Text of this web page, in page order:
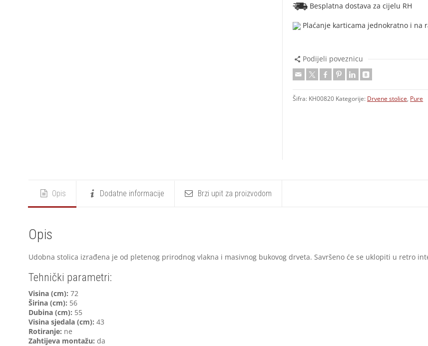
Besplatna dostava za cijelu RH
Plaćanje karticama jednokratno i na
Podijeli poveznicu
Šifra: KH00820 Kategorije: Drvene stolice, Pure
Opis Dodatne informacije Brzi upit za proizvodom
Opis
Udobna stolica izrađena je od pletenog prirodnog vlakna i masivnog bukovog drveta. Savršeno će se uklopiti u retro
Tehnički parametri:
Visina (cm): 72
Širina (cm): 56
Dubina (cm): 55
Visina sjedala (cm): 43
Rotiranje: ne
Zahtijeva montažu: da